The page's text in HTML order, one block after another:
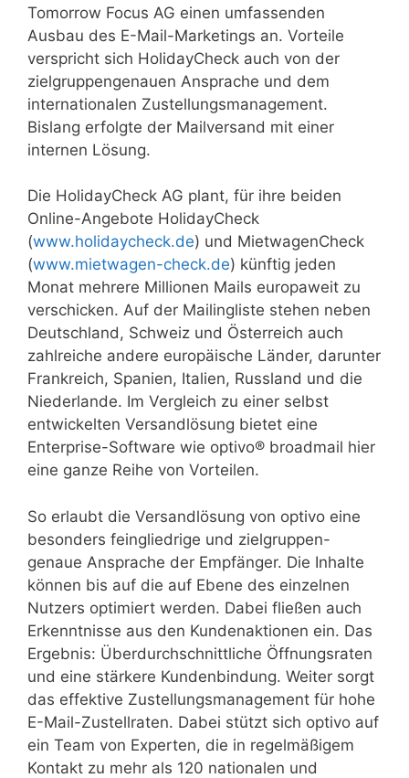
Tomorrow Focus AG einen umfassenden
Ausbau des E-Mail-Marketings an. Vorteile
verspricht sich HolidayCheck auch von der
zielgruppengenauen Ansprache und dem
internationalen Zustellungsmanagement.
Bislang erfolgte der Mailversand mit einer
internen Lösung.
Die HolidayCheck AG plant, für ihre beiden
Online-Angebote HolidayCheck
(www.holidaycheck.de) und MietwagenCheck
(www.mietwagen-check.de) künftig jeden
Monat mehrere Millionen Mails europaweit zu
verschicken. Auf der Mailingliste stehen neben
Deutschland, Schweiz und Österreich auch
zahlreiche andere europäische Länder, darunter
Frankreich, Spanien, Italien, Russland und die
Niederlande. Im Vergleich zu einer selbst
entwickelten Versandlösung bietet eine
Enterprise-Software wie optivo® broadmail hier
eine ganze Reihe von Vorteilen.
So erlaubt die Versandlösung von optivo eine
besonders feingliedrige und zielgruppen-
genaue Ansprache der Empfänger. Die Inhalte
können bis auf die auf Ebene des einzelnen
Nutzers optimiert werden. Dabei fließen auch
Erkenntnisse aus den Kundenaktionen ein. Das
Ergebnis: Überdurchschnittliche Öffnungsraten
und eine stärkere Kundenbindung. Weiter sorgt
das effektive Zustellungsmanagement für hohe
E-Mail-Zustellraten. Dabei stützt sich optivo auf
ein Team von Experten, die in regelmäßigem
Kontakt zu mehr als 120 nationalen und